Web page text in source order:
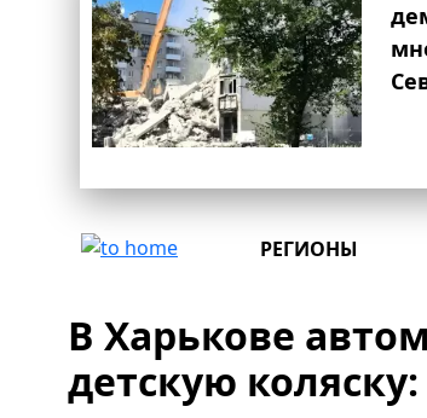
РЕГИОНЫ
В Харькове
детскую